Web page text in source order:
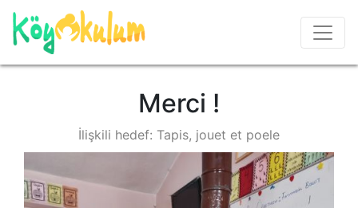
Merci !
İlişkili hedef: Tapis, jouet et poele